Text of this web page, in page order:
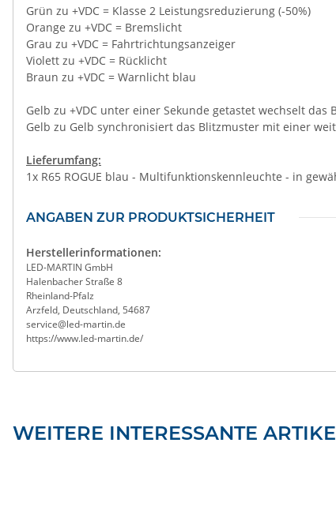
Grün zu +VDC = Klasse 2 Leistungsreduzierung (-50%)
Orange zu +VDC = Bremslicht
Grau zu +VDC = Fahrtrichtungsanzeiger
Violett zu +VDC = Rücklicht
Braun zu +VDC = Warnlicht blau
Gelb zu +VDC unter einer Sekunde getastet wechselt
Gelb zu Gelb synchronisiert das Blitzmuster mit einer
Lieferumfang:
1x R65 ROGUE blau - Multifunktionskennleuchte - in
ANGABEN ZUR PRODUKTSICHERHEIT
Herstellerinformationen:
LED-MARTIN GmbH
Halenbacher Straße 8
Rheinland-Pfalz
Arzfeld, Deutschland, 54687
service@led-martin.de
https://www.led-martin.de/
WEITERE INTERESSANTE